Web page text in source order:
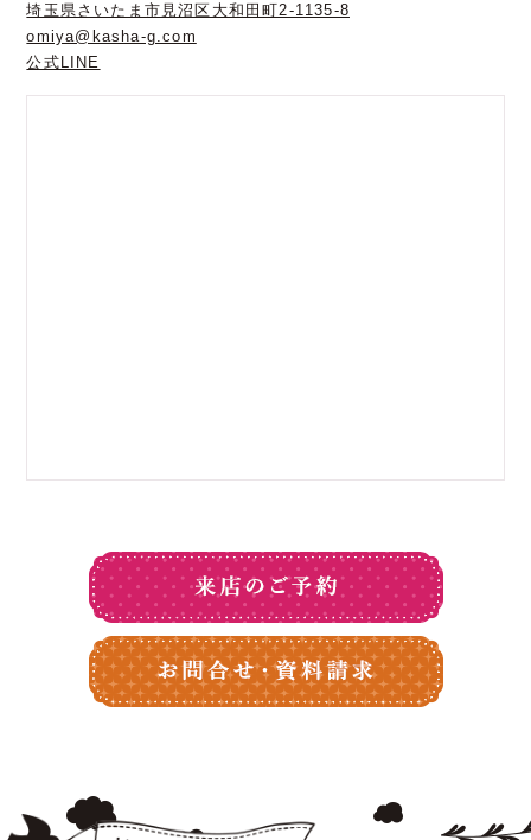
埼玉県さいたま市見沼区大和田町2-1135-8
omiya@kasha-g.com
公式LINE